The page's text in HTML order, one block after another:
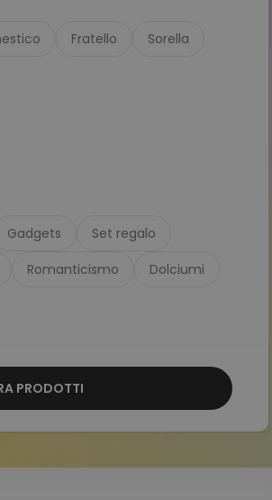
Fratello Sorella
Gadgets
Set regalo
Romanticismo
Dolciumi
PRODOTTI